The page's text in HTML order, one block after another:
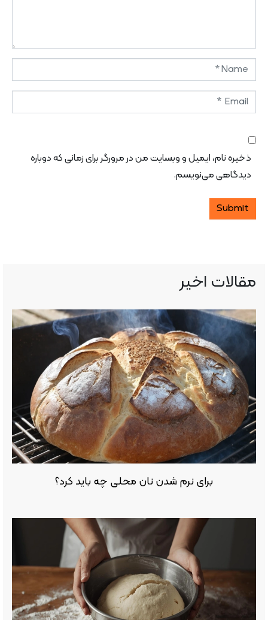
Name
*
Email
*
ذخیره نام، ایمیل و وبسایت من در مرورگر برای زمانی که دوباره
دیدگاهی می‌نویسم.
Submit
مقالات اخیر
برای نرم شدن نان محلی چه باید کرد؟